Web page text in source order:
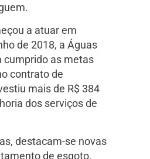
a atuar em
de 2018, a Águas
cumprido as metas
contrato de
mais de R$ 384
dos serviços de
destacam-se novas
de esgoto,